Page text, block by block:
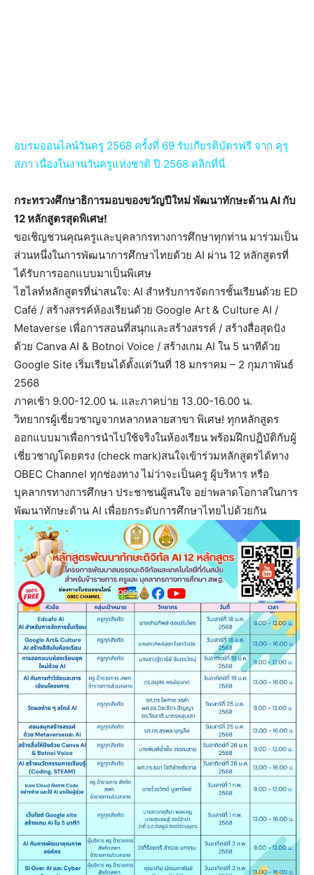
อบรมออนไลน์วันครู 2568 ครั้งที่ 69 รับเกียรติบัตรฟรี จาก คุรุ
สภา เนื่องในงานวันครูแห่งชาติ ปี 2568 คลิกที่นี่
กระทรวงศึกษาธิการมอบของขวัญปีใหม่ พัฒนาทักษะด้าน AI กับ
12 หลักสูตรสุดพิเศษ!
ขอเชิญชวนคุณครูและบุคลากรทางการศึกษาทุกท่าน มาร่วมเป็น
ส่วนหนึ่งในการพัฒนาการศึกษาไทยด้วย AI ผ่าน 12 หลักสูตรที่
ได้รับการออกแบบมาเป็นพิเศษ
ไฮไลท์หลักสูตรที่น่าสนใจ: AI สำหรับการจัดการชั้นเรียนด้วย ED
Café / สร้างสรรค์ห้องเรียนด้วย Google Art & Culture AI /
Metaverse เพื่อการสอนที่สนุกและสร้างสรรค์ / สร้างสื่อสุดปัง
ด้วย Canva AI & Botnoi Voice / สร้างเกม AI ใน 5 นาทีด้วย
Google Site เริ่มเรียนได้ตั้งแต่วันที่ 18 มกราคม – 2 กุมภาพันธ์
2568
ภาคเช้า 9.00-12.00 น. และภาคบ่าย 13.00-16.00 น.
วิทยากรผู้เชี่ยวชาญจากหลากหลายสาขา พิเศษ! ทุกหลักสูตร
ออกแบบมาเพื่อการนำไปใช้จริงในห้องเรียน พร้อมฝึกปฏิบัติกับผู้
เชี่ยวชาญโดยตรง (check mark)สนใจเข้าร่วมหลักสูตรได้ทาง
OBEC Channel ทุกช่องทาง ไม่ว่าจะเป็นครู ผู้บริหาร หรือ
บุคลากรทางการศึกษา ประชาชนผู้สนใจ อย่าพลาดโอกาสในการ
พัฒนาทักษะด้าน AI เพื่อยกระดับการศึกษาไทยไปด้วยกัน